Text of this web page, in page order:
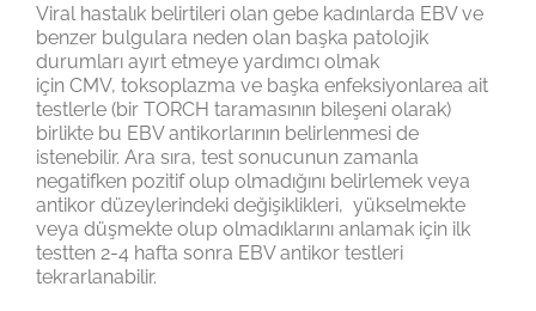
Viral hastalık belirtileri olan gebe kadınlarda EBV ve
benzer bulgulara neden olan başka patolojik
durumları ayırt etmeye yardımcı olmak
için CMV, toksoplazma ve başka enfeksiyonlarea ait
testlerle (bir TORCH taramasının bileşeni olarak)
birlikte bu EBV antikorlarının belirlenmesi de
istenebilir. Ara sıra, test sonucunun zamanla
negatifken pozitif olup olmadığını belirlemek veya
antikor düzeylerindeki değişiklikleri, yükselmekte
veya düşmekte olup olmadıklarını anlamak için ilk
testten 2-4 hafta sonra EBV antikor testleri
tekrarlanabilir.